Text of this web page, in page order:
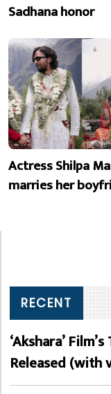
Sadhana honor
Actress Shilpa
marries her
RECENT
‘Akshara’
Released (with